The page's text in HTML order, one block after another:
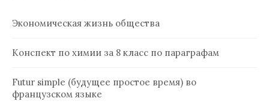
Экономическая жизнь общества
Конспект по химии за 8 класс по параграфам
Futur simple (будущее простое время) во
французском языке